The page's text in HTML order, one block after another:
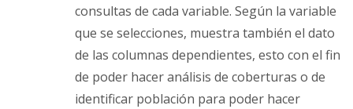
consultas de cada variable. Según la variable
que se selecciones, muestra también el dato
de las columnas dependientes, esto con el fin
de poder hacer análisis de coberturas o de
identificar población para poder hacer